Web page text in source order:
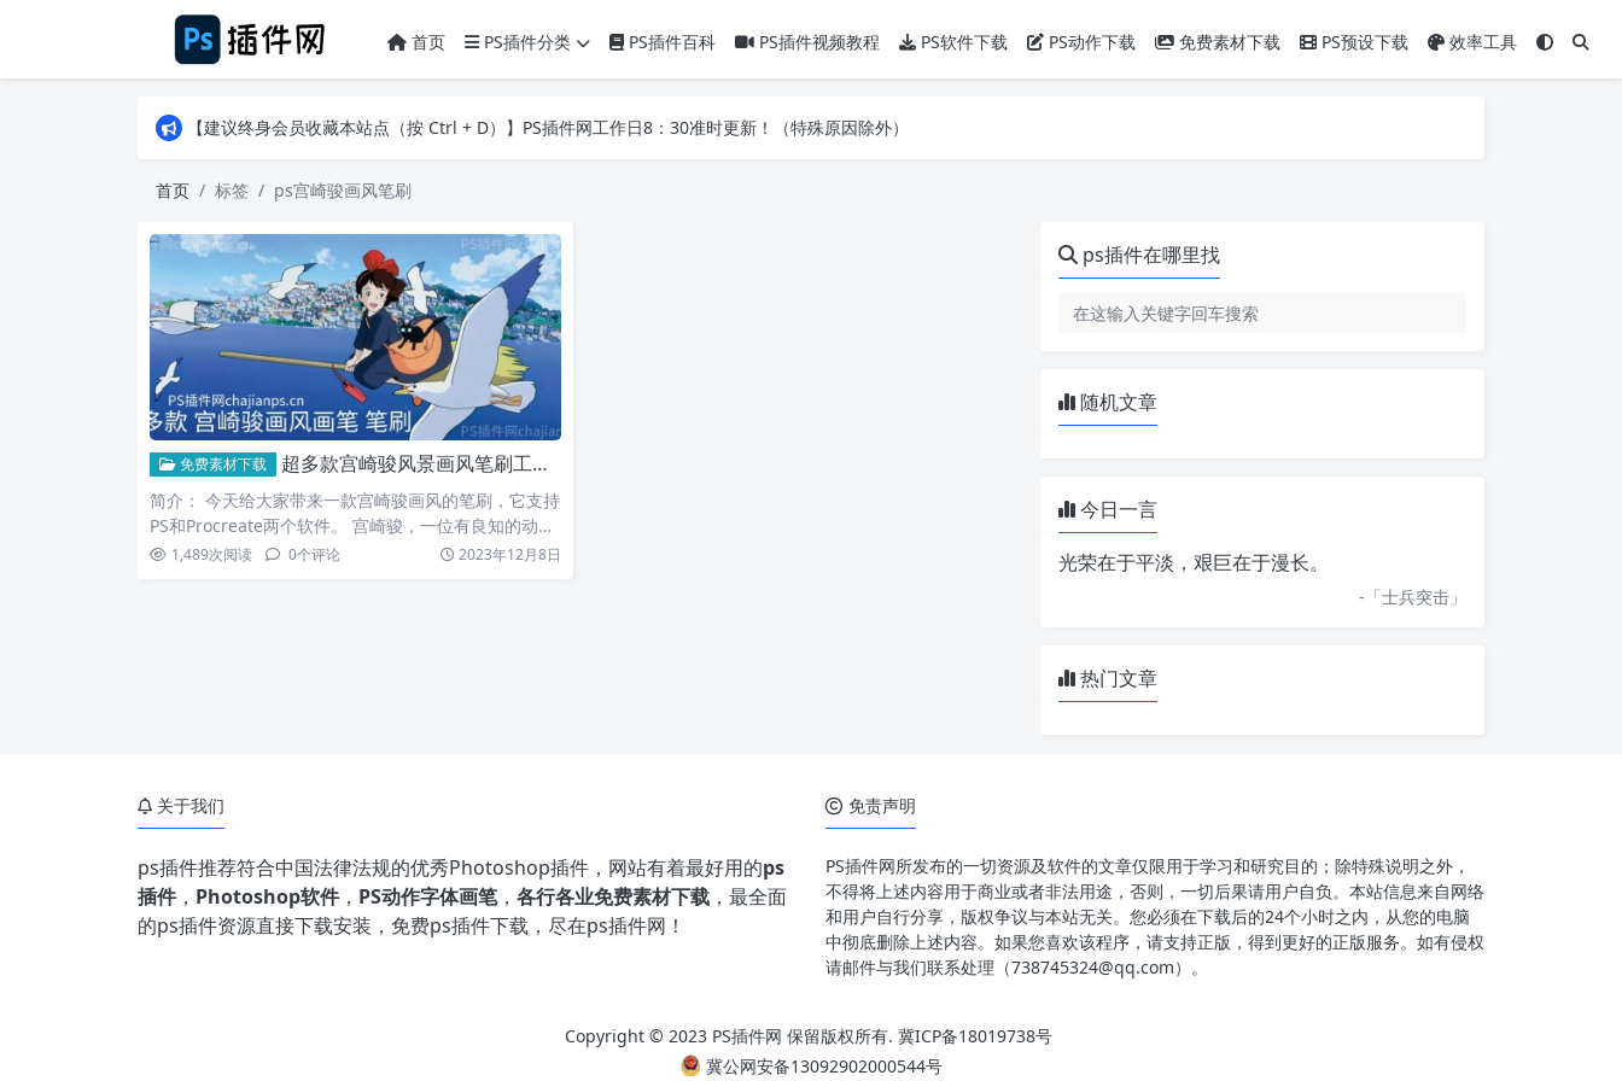
首页 PS插件分类 PS插件百科 PS插件视频教程 PS软件下载 PS动作下载 免费素材下载 PS预设下载
效率工具
【建议终身会员收藏本站点（按 Ctrl + D）】PS插件网工作日8：30准时更新！（特殊原因除外）
【建议终身会员收藏本站点（按 Ctrl + D）】PS插件网工作日8：30准时更新！（特殊原因除外）
首页 标签 ps宫崎骏画风笔刷
免费素材下载 超多款宫崎骏风景画风笔刷工具_支持PS/Procreate！
简介： 今天给大家带来一款宫崎骏画风的笔刷，它支持
PS和Procreate两个软件。 宫崎骏，一位有良知的动
画…1,489次阅读 0个评论 2023年12月8日
ps插件在哪里找
随机文章
今日一言
光荣在于平淡，艰巨在于漫长。
-「士兵突击 」
热门文章
关于我们
ps插件推荐符合中国法律法规的优秀Photoshop插件，网站有着最好用的ps
插件， Photoshop软件， PS动作字体画笔， 各行各业免费素材下载 ，最全面
的ps插件资源直接下载安装，免费ps插件下载，尽在ps插件网！
免责声明
PS插件网所发布的一切资源及软件的文章仅限用于学习和研究目的；除特殊说明之外，
不得将上述内容用于商业或者非法用途，否则，一切后果请用户自负。本站信息来自网络
和用户自行分享，版权争议与本站无关。您必须在下载后的24个小时之内，从您的电脑
中彻底删除上述内容。如果您喜欢该程序，请支持正版，得到更好的正版服务。如有侵权
请邮件与我们联系处理（738745324@qq.com）。
Copyright © 2023 PS插件网 保留版权所有. 冀ICP备18019738号
冀公网安备13092902000544号